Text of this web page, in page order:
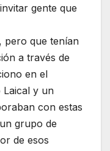
gente que
pero que tenían
a través de
en el
Laical y un
con estas
grupo de
de esos